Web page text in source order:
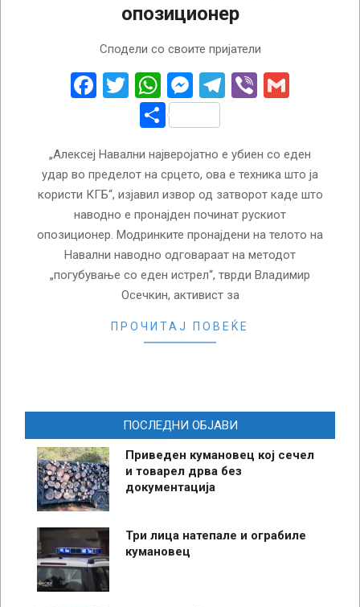
опозиционер
Сподели со своите пријатели
Facebook
Twitter
WhatsApp
Messenger
Telegram
Viber
Share
„Алексеј Навални најверојатно е убиен со еден
удар во пределот на срцето, ова е техника што ја
користи КГБ“, изјавил извор од затворот каде што
наводно е пронајден починат рускиот
опозиционер. Модринките пронајдени на телото на
Навални наводно одговараат на методот
„погубување со еден истрел“, тврди Владимир
Осечкин, активист за
ПРОЧИТАЈ ПОВЕЌЕ
ПОСЛЕДНИ ОБЈАВИ
Приведен кумановец кој сечел
и товарел дрва без
документација
Три лица натепале и ограбиле
кумановец